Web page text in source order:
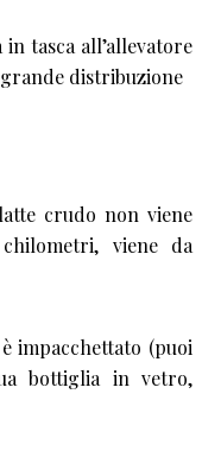
tasca all’allevatore
distribuzione
crudo non viene
viene da
(puoi
bottiglia in vetro,